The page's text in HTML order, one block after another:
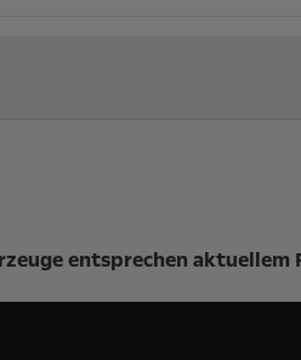
entsprechen aktuellem